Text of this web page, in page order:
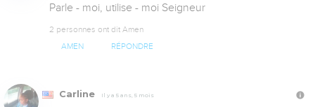
Parle - moi, utilise - moi Seigneur
2 personnes ont dit Amen
AMEN RÉPONDRE
Carline Il y a 5 ans, 5 mois